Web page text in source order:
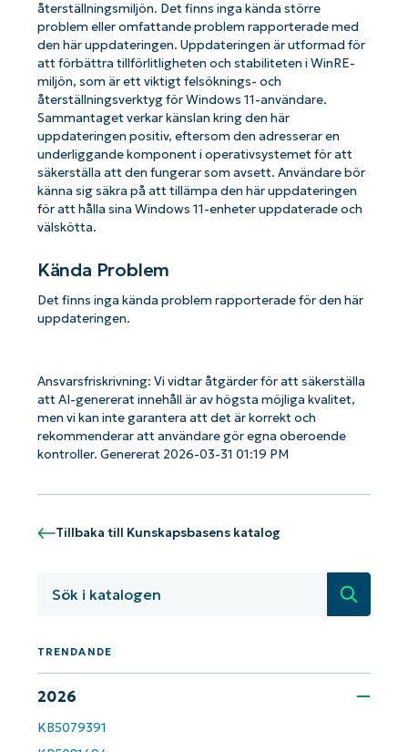
återställningsmiljön. Det finns inga kända större
problem eller omfattande problem rapporterade med
den här uppdateringen. Uppdateringen är utformad för
att förbättra tillförlitligheten och stabiliteten i WinRE-
miljön, som är ett viktigt felsöknings- och
återställningsverktyg för Windows 11-användare.
Sammantaget verkar känslan kring den här
uppdateringen positiv, eftersom den adresserar en
underliggande komponent i operativsystemet för att
säkerställa att den fungerar som avsett. Användare bör
känna sig säkra på att tillämpa den här uppdateringen
för att hålla sina Windows 11-enheter uppdaterade och
välskötta.
Kända Problem
Det finns inga kända problem rapporterade för den här
uppdateringen.
Ansvarsfriskrivning: Vi vidtar åtgärder för att säkerställa
att AI-genererat innehåll är av högsta möjliga kvalitet,
men vi kan inte garantera att det är korrekt och
rekommenderar att användare gör egna oberoende
kontroller. Genererat 2026-03-31 01:19 PM
Tillbaka till Kunskapsbasens katalog
Sök
TRENDANDE
2026
KB5079391
last
Business